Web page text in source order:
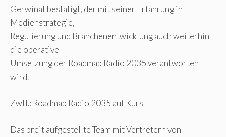
Gerwinat bestätigt, der mit seiner Erfahrung in
Medienstrategie,
Regulierung und Branchenentwicklung auch weiterhin
die operative
Umsetzung der Roadmap Radio 2035 verantworten
wird.
Zwtl.: Roadmap Radio 2035 auf Kurs
Das breit aufgestellte Team mit Vertretern von